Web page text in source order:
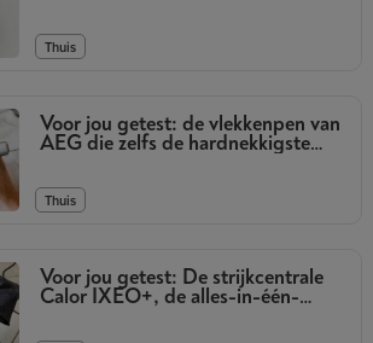
Thuis
Voor jou getest: de vlekkenpen van
AEG die zelfs de hardnekkigste
Thuis
Voor jou getest: De strijkcentrale
Calor IXEO+, de alles-in-één-